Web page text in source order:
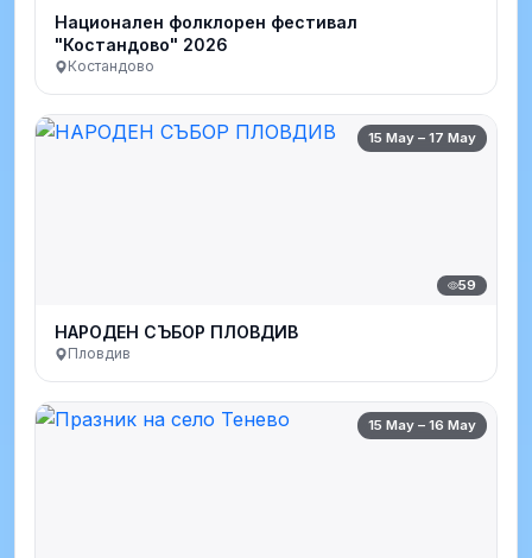
Национален фолклорен фестивал
"Костандово" 2026
Костандово
15 May – 17 May
59
НАРОДЕН СЪБОР ПЛОВДИВ
Пловдив
15 May – 16 May